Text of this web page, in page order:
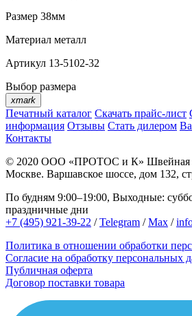
Размер 38мм
Материал металл
Артикул 13-5102-32
Выбор размера
xmark
Печатный каталог Скачать прайс-лист
информация Отзывы Стать дилером
Контакты
© 2020 ООО «ПРОТОС и К» Швейная
Москве. Варшавское шоссе, дом 132,
По будням 9:00–19:00, Выходные:
праздничные дни
+7 (495) 921-39-22 /Telegram /Max /
Политика в отношении обработки
Согласие на обработку персональных
Публичная оферта
Договор поставки товара